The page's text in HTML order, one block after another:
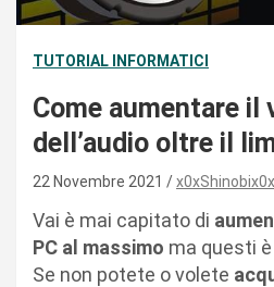
TUTORIAL INFORMATICI
Come aumentare il
dell’audio oltre il
22 Novembre 2021 x0xShinobix0x
Vai è mai capitato di
PC al massimo ma questi
Se non potete o volete